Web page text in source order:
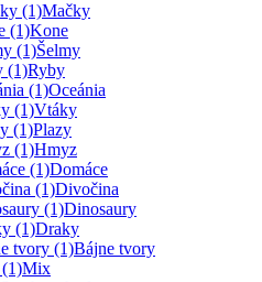
Mačky
Kone
Šelmy
Ryby
Oceánia
Vtáky
Plazy
Hmyz
Domáce
Divočina
Dinosaury
Draky
Bájne tvory
Mix